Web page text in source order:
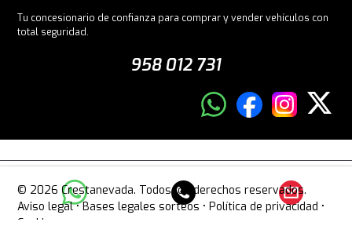
Tu concesionario de confianza para comprar y vender vehículos con
total seguridad.
958 012 731
© 2026 Crestanevada. Todos los derechos reservados.
Aviso legal•Bases legales sorteos •Política de privacidad •
Cookies